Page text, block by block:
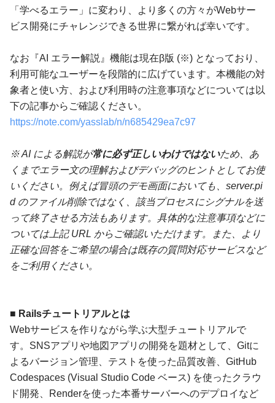
「学べるエラー」に変わり、より多くの方々がWebサー
ビス開発にチャレンジできる世界に繋がれば幸いです。
なお『AI エラー解説』機能は現在β版 (※) となっており、
利用可能なユーザーを段階的に広げています。本機能の対
象者と使い方、および利用時の注意事項などについては以
下の記事からご確認ください。
https://note.com/yasslab/n/n685429ea7c97
※ AI による解説が常に必ず正しいわけではないため、あ
くまでエラー文の理解およびデバッグのヒントとしてお使
いください。例えば冒頭のデモ画面においても、server.pi
d のファイル削除ではなく、該当プロセスにシグナルを送
って終了させる方法もあります。具体的な注意事項などに
ついては上記 URL からご確認いただけます。また、より
正確な回答をご希望の場合は既存の質問対応サービスなど
をご利用ください。
■ Railsチュートリアルとは
Webサービスを作りながら学ぶ大型チュートリアルで
す。SNSアプリや地図アプリの開発を題材として、Gitに
よるバージョン管理、テストを使った品質改善、GitHub
Codespaces (Visual Studio Code ベース) を使ったクラウ
ド開発、Renderを使った本番サーバーへのデプロイなど